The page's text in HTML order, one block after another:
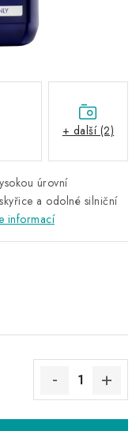
úrovní
a odolné silniční
informací
+ další (2)